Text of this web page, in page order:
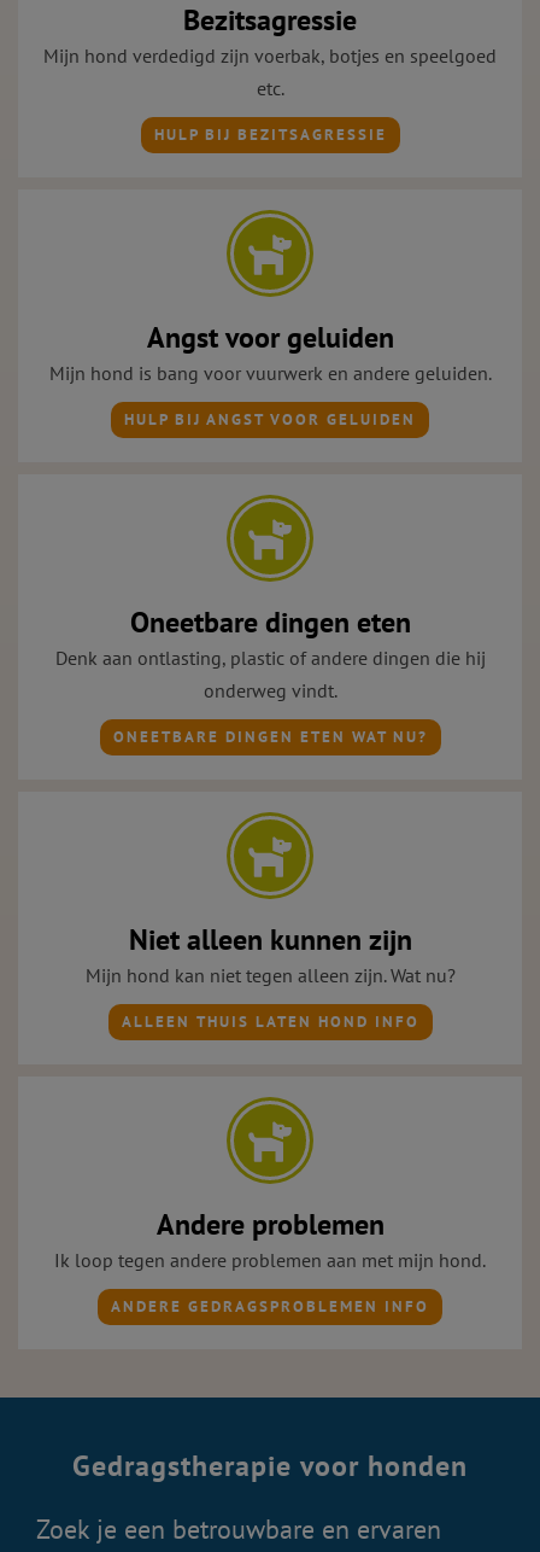
Bezitsagressie
Mijn hond verdedigd zijn voerbak, botjes en speelgoed
etc.
HULP BIJ BEZITSAGRESSIE
Angst voor geluiden
Mijn hond is bang voor vuurwerk en andere geluiden.
HULP BIJ ANGST VOOR GELUIDEN
Oneetbare dingen eten
Denk aan ontlasting, plastic of andere dingen die hij
onderweg vindt.
ONEETBARE DINGEN ETEN WAT NU?
Niet alleen kunnen zijn
Mijn hond kan niet tegen alleen zijn. Wat nu?
ALLEEN THUIS LATEN HOND INFO
Andere problemen
Ik loop tegen andere problemen aan met mijn hond.
ANDERE GEDRAGSPROBLEMEN INFO
Gedragstherapie voor honden
Zoek je een betrouwbare en ervaren